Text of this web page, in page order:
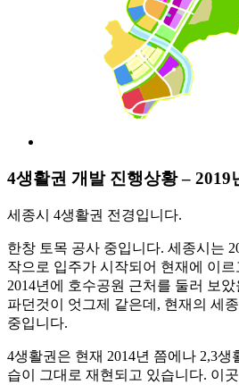
4생활권 개발 진행상황 – 2019
세종시 4생활권 전경입니다.
한창 토목 공사 중입니다. 세종시는
작으로 입주가 시작되어 현재에 이르
2014년에 호수공원 근처를 둘러 보
파던것이 엇그제 같은데, 현재의 세
중입니다.
4생활권은 현재 2014년 쯤에나 2,3
습이 그대로 재현되고 있습니다. 이